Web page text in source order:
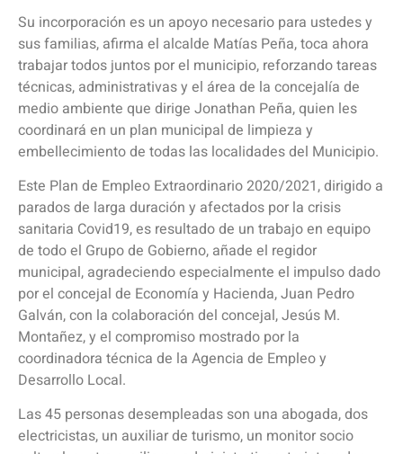
Su incorporación es un apoyo necesario para ustedes y
sus familias, afirma el alcalde Matías Peña, toca ahora
trabajar todos juntos por el municipio, reforzando tareas
técnicas, administrativas y el área de la concejalía de
medio ambiente que dirige Jonathan Peña, quien les
coordinará en un plan municipal de limpieza y
embellecimiento de todas las localidades del Municipio.
Este Plan de Empleo Extraordinario 2020/2021, dirigido a
parados de larga duración y afectados por la crisis
sanitaria Covid19, es resultado de un trabajo en equipo
de todo el Grupo de Gobierno, añade el regidor
municipal, agradeciendo especialmente el impulso dado
por el concejal de Economía y Hacienda, Juan Pedro
Galván, con la colaboración del concejal, Jesús M.
Montañez, y el compromiso mostrado por la
coordinadora técnica de la Agencia de Empleo y
Desarrollo Local.
Las 45 personas desempleadas son una abogada, dos
electricistas, un auxiliar de turismo, un monitor socio